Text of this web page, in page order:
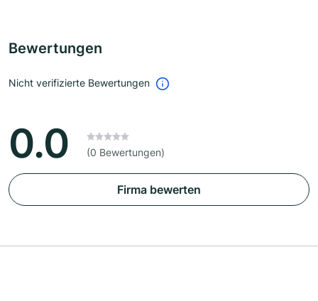
Bewertungen
Nicht verifizierte Bewertungen
0.0 (0 Bewertungen)
Firma bewerten